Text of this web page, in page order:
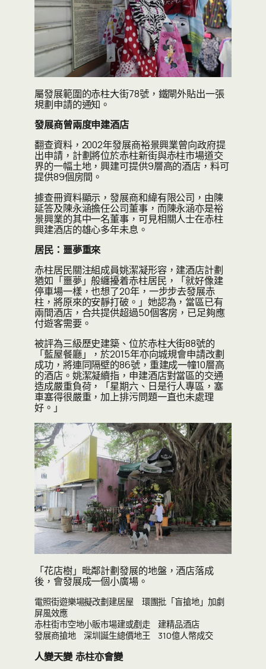
屬發展範圍的赤柱大街78號，鐵閘外貼出一張
規劃申請的通知。
發展商曾兩度申建酒店
翻查資料，2002年發展商裕景興業曾向政府提
出申請，計劃將位於赤柱新街與赤柱市場道交
界的一幅土地，興建可提供9層高的酒店，料可
提供89個房間。
據查冊資料顯示，發展商和緯有限公司，由陳
延答及陳永涵擔任公司董事，而陳永涵亦是裕
景興業的其中一名董事，可見相關人士在赤柱
興建酒店的雄心多年未息。
居民：噩夢重來
赤柱居民關注組成員姚潔凝形容，建酒店計劃
猶如「噩夢」般纏擾着赤柱居民，「就好像建
停車場一樣，也想了20年，一步步去發展赤
柱，將原來的安靜打破。」她認為，當區已有
兩間酒店，合共提供超過50個客房，已足夠應
付遊客需要。
被評為三級歷史建築、位於赤柱大街88號的
「藍屋餐廳」，於2015年亦向城規會申請改劃
成功，將連同隔壁的86號，重建成一幢10層高
的酒店。姚潔凝續指，申建酒店對當區的交通
造成嚴重負荷，「星期六、日是行人專區，塞
車塞得很嚴重，加上排污問題一直也未處理
好。」
「花店樹」毗鄰計劃發展的地盤，酒店落成
後，會發展成一個小廣場。
電照街遊樂場擬改劃建居屋 環團批「盲搶地」加劇
屏風效應
赤柱街市空地小販市場建或剷走 建精品酒店
發展商搶地 深圳誕生總價地王 310億人幣成交
人變天變赤柱亦會變